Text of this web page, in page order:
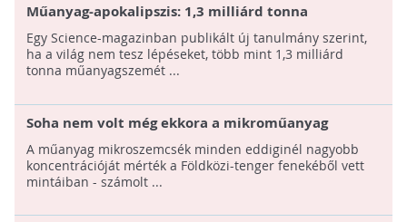
Műanyag-apokalipszis: 1,3 milliárd tonna
műanyagszemét halmozódhat fel a világon 2040-ig
Egy Science-magazinban publikált új tanulmány szerint,
ha a világ nem tesz lépéseket, több mint 1,3 milliárd
tonna műanyagszemét ...
Soha nem volt még ekkora a mikroműanyag
koncentrációja a tengerfenéken
A műanyag mikroszemcsék minden eddiginél nagyobb
koncentrációját mérték a Földközi-tenger fenekéből vett
mintáiban - számolt ...